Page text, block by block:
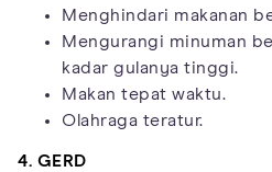
Menghindari makanan
Mengurangi minuman
kadar gulanya tinggi.
Makan tepat waktu.
Olahraga teratur.
4. GERD